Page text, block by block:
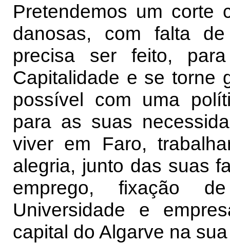
Pretendemos um corte
danosas, com falta
precisa ser feito,
Capitalidade e se torne
possível com uma
para as suas
viver em Faro,
alegria, junto das suas
emprego, fixação
Universidade e
capital do Algarve na